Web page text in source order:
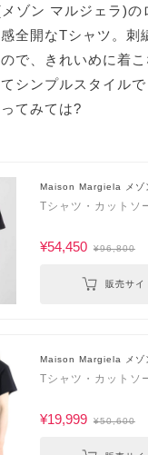
ゾン マルジェラ)の
全開なTシャツ。刺
で、きれいめに着
シンプルスタイル
てみては?
Maison Margiela メゾ
Tシャツ・カットソ
¥54,450 ¥96,800
販売サイ
Maison Margiela メゾ
Tシャツ・カットソ
¥19,999 ¥50,600